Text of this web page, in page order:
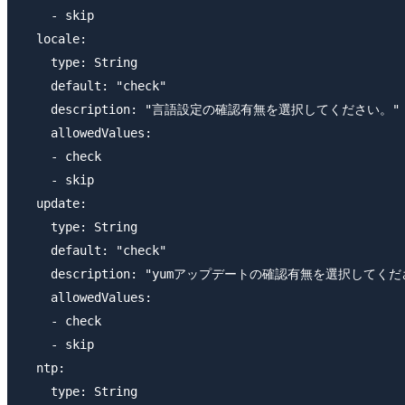
    - skip
  locale:
    type: String
    default: "check"
    description: "言語設定の確認有無を選択してください。"
    allowedValues:
    - check
    - skip
  update:
    type: String
    default: "check"
description: "yumアップデートの確認有無を選択してくだ
    allowedValues:
    - check
    - skip
  ntp:
    type: String